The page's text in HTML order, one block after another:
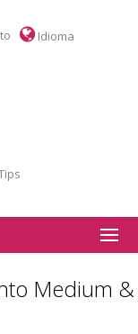
Idioma
Medium &